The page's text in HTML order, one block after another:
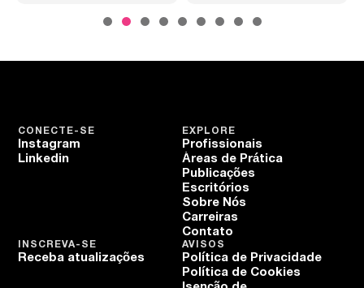
EXPLORE
Profissionais
Áreas de Prática
Publicações
Escritórios
Sobre Nós
Carreiras
Contato
CONECTE-SE
Instagram
Linkedin
AVISOS
Política de Privacidade
Política de Cookies
INSCREVA-SE
Receba atualizações